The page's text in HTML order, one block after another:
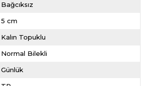
Bağcıksız
5 cm
Kalın Topuklu
Normal Bilekli
Günlük